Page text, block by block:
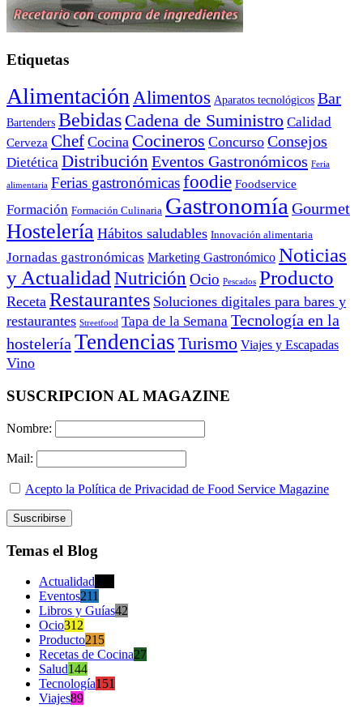
Etiquetas
AlimentaciónAlimentos Aparatos tecnológicos Bar
Bartenders Bebidas Cadena de Suministro Calidad
Cerveza Chef Cocina Cocineros Concurso Consejos
Dietética Distribución Eventos Gastronómicos Feria
alimentaria Ferias gastronómicasfoodie Foodservice
Formación Formación Culinaria GastronomíaGourmet
Hostelería Hábitos saludables Innovación alimentaria
Jornadas gastronómicas Marketing Gastronómico Noticias
y ActualidadNutrición Ocio Pescados Producto
Receta Restaurantes Soluciones digitales para bares y
restaurantes Streetfood Tapa de la Semana Tecnología en la
hosteleríaTendencias Turismo Viajes y Escapadas
Vino
SUSCRIPCION AL MAGAZINE
Nombre:
Mail:
Acepto la Política de Privacidad de Food Service Magazine
Temas el Blog
Actualidad
Eventos211
Libros y Guías42
Ocio312
Producto215
Recetas de Cocina27
Salud144
Tecnología151
Viajes89